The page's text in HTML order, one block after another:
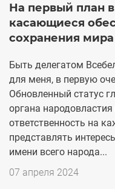
На первый план
касающиеся
сохранения
Быть делегатом
для меня, в первую
Обновленный статус
органа
ответственность на
представлять
имени всего народа...
07 апреля 2024